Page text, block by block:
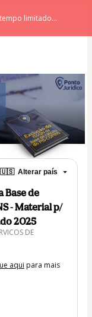
limitado...
🇺🇸 Alterar país
Base de
- Material p/
2025
DE
aqui para mais